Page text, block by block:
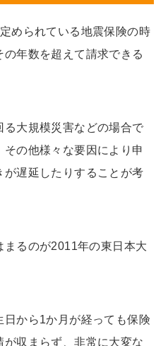
められている地震保険の時
年数を超えて請求できる
大規模災害などの場合で
の他様々な要因により申
遅延したりすることが考
るのが2011年の東日本大
日から1か月が経っても保険
収まらず、非常に大変な